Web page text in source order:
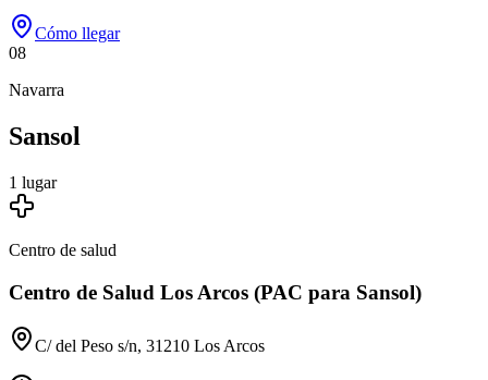
Cómo llegar
08
Navarra
Sansol
1 lugar
Centro de salud
Centro de Salud Los Arcos (PAC para Sansol)
C/ del Peso s/n, 31210 Los Arcos